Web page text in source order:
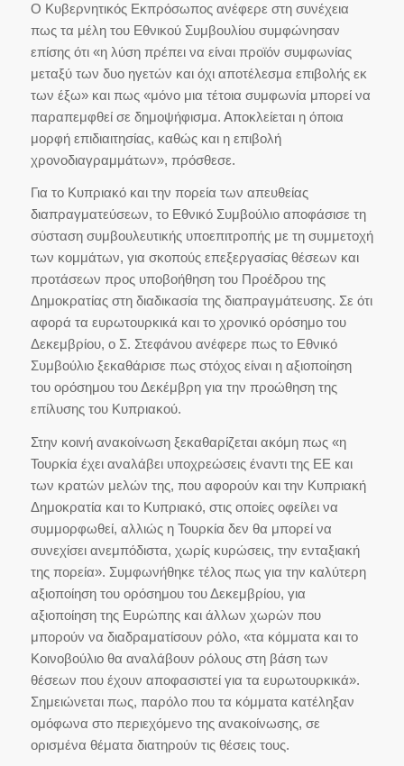
Ο Κυβερνητικός Εκπρόσωπος ανέφερε στη συνέχεια
πως τα μέλη του Εθνικού Συμβουλίου συμφώνησαν
επίσης ότι «η λύση πρέπει να είναι προϊόν συμφωνίας
μεταξύ των δυο ηγετών και όχι αποτέλεσμα επιβολής εκ
των έξω» και πως «μόνο μια τέτοια συμφωνία μπορεί να
παραπεμφθεί σε δημοψήφισμα. Αποκλείεται η όποια
μορφή επιδιαιτησίας, καθώς και η επιβολή
χρονοδιαγραμμάτων», πρόσθεσε.
Για το Κυπριακό και την πορεία των απευθείας
διαπραγματεύσεων, το Εθνικό Συμβούλιο αποφάσισε τη
σύσταση συμβουλευτικής υποεπιτροπής με τη συμμετοχή
των κομμάτων, για σκοπούς επεξεργασίας θέσεων και
προτάσεων προς υποβοήθηση του Προέδρου της
Δημοκρατίας στη διαδικασία της διαπραγμάτευσης. Σε ότι
αφορά τα ευρωτουρκικά και το χρονικό ορόσημο του
Δεκεμβρίου, ο Σ. Στεφάνου ανέφερε πως το Εθνικό
Συμβούλιο ξεκαθάρισε πως στόχος είναι η αξιοποίηση
του ορόσημου του Δεκέμβρη για την προώθηση της
επίλυσης του Κυπριακού.
Στην κοινή ανακοίνωση ξεκαθαρίζεται ακόμη πως «η
Τουρκία έχει αναλάβει υποχρεώσεις έναντι της ΕΕ και
των κρατών μελών της, που αφορούν και την Κυπριακή
Δημοκρατία και το Κυπριακό, στις οποίες οφείλει να
συμμορφωθεί, αλλιώς η Τουρκία δεν θα μπορεί να
συνεχίσει ανεμπόδιστα, χωρίς κυρώσεις, την ενταξιακή
της πορεία». Συμφωνήθηκε τέλος πως για την καλύτερη
αξιοποίηση του ορόσημου του Δεκεμβρίου, για
αξιοποίηση της Ευρώπης και άλλων χωρών που
μπορούν να διαδραματίσουν ρόλο, «τα κόμματα και το
Κοινοβούλιο θα αναλάβουν ρόλους στη βάση των
θέσεων που έχουν αποφασιστεί για τα ευρωτουρκικά».
Σημειώνεται πως, παρόλο που τα κόμματα κατέληξαν
ομόφωνα στο περιεχόμενο της ανακοίνωσης, σε
ορισμένα θέματα διατηρούν τις θέσεις τους.